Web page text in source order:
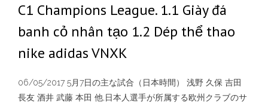
C1 Champions League. 1.1 Giày đá
banh cỏ nhân tạo 1.2 Dép thể thao
nike adidas VNXK
06/05/2017 5月7日の主な試合（日本時間） 浅野 久保 吉田
長友 酒井 武藤 本田 他,日本人選手が所属する欧州クラブのサ